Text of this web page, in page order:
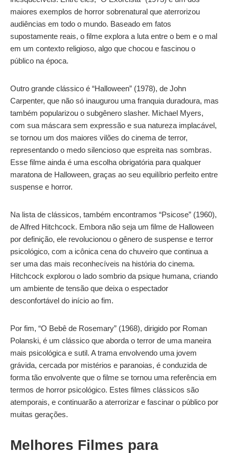
maiores exemplos de horror sobrenatural que aterrorizou
audiências em todo o mundo. Baseado em fatos
supostamente reais, o filme explora a luta entre o bem e o mal
em um contexto religioso, algo que chocou e fascinou o
público na época.
Outro grande clássico é “Halloween” (1978), de John
Carpenter, que não só inaugurou uma franquia duradoura, mas
também popularizou o subgênero slasher. Michael Myers,
com sua máscara sem expressão e sua natureza implacável,
se tornou um dos maiores vilões do cinema de terror,
representando o medo silencioso que espreita nas sombras.
Esse filme ainda é uma escolha obrigatória para qualquer
maratona de Halloween, graças ao seu equilíbrio perfeito entre
suspense e horror.
Na lista de clássicos, também encontramos “Psicose” (1960),
de Alfred Hitchcock. Embora não seja um filme de Halloween
por definição, ele revolucionou o gênero de suspense e terror
psicológico, com a icônica cena do chuveiro que continua a
ser uma das mais reconhecíveis na história do cinema.
Hitchcock explorou o lado sombrio da psique humana, criando
um ambiente de tensão que deixa o espectador
desconfortável do início ao fim.
Por fim, “O Bebê de Rosemary” (1968), dirigido por Roman
Polanski, é um clássico que aborda o terror de uma maneira
mais psicológica e sutil. A trama envolvendo uma jovem
grávida, cercada por mistérios e paranoias, é conduzida de
forma tão envolvente que o filme se tornou uma referência em
termos de horror psicológico. Estes filmes clássicos são
atemporais, e continuarão a aterrorizar e fascinar o público por
muitas gerações.
Melhores Filmes para